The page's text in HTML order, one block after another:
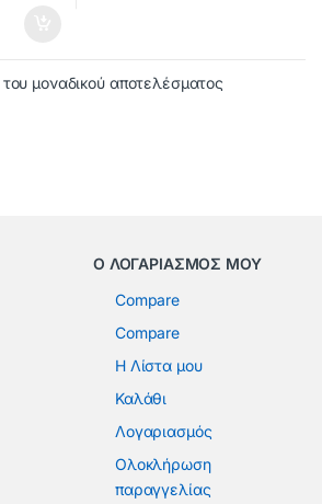
μοναδικού αποτελέσματος
Ο ΛΟΓΑΡΙΑΣΜΟΣ ΜΟΥ
Compare
Compare
Η Λίστα μου
Καλάθι
Λογαριασμός
Ολοκλήρωση
παραγγελίας